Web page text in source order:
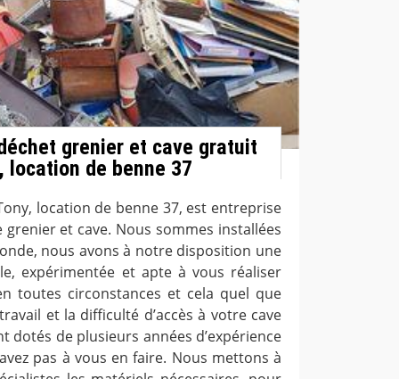
grenier et cave gratuit
location de benne 37
location de benne 37, est entreprise
et cave. Nous sommes installées
nous avons à notre disposition une
expérimentée et apte à vous réaliser
toutes circonstances et cela quel que
et la difficulté d’accès à votre cave
dotés de plusieurs années d’expérience
pas à vous en faire. Nous mettons à